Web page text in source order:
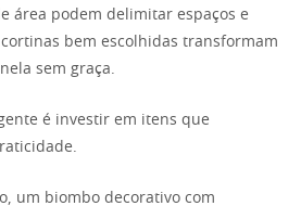
área podem delimitar espaços e
bem escolhidas transformam
sem graça.
é investir em itens que
um biombo decorativo com